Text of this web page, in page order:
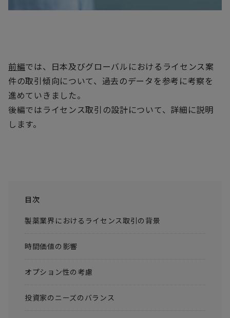
前編では、日本及びグローバルにおけるライセンス案
件の取引傾向について、過去のデータを参考に考察を
進めていきました。
後編ではライセンス取引の設計について、詳細に説明
します。
目次
製薬業界におけるライセンス取引の背景
時間価値の影響
オプション性の考慮
投資家のニーズのバランス